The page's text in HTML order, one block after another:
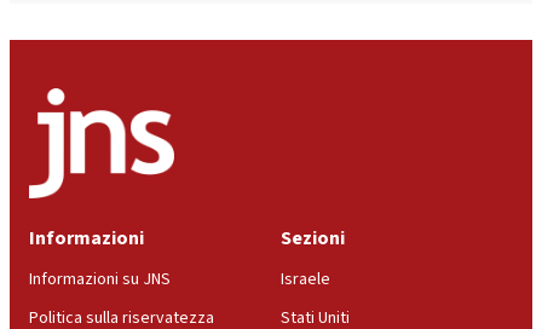
Informazioni
Informazioni su JNS
Politica sulla riservatezza
Sezioni
Israele
Stati Uniti